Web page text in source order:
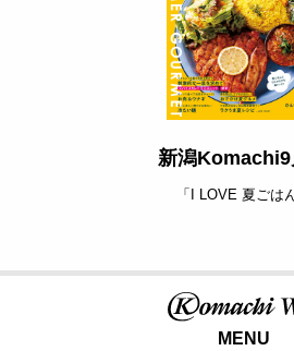
新潟Komachi9
「I LOVE 夏ごは
MENU